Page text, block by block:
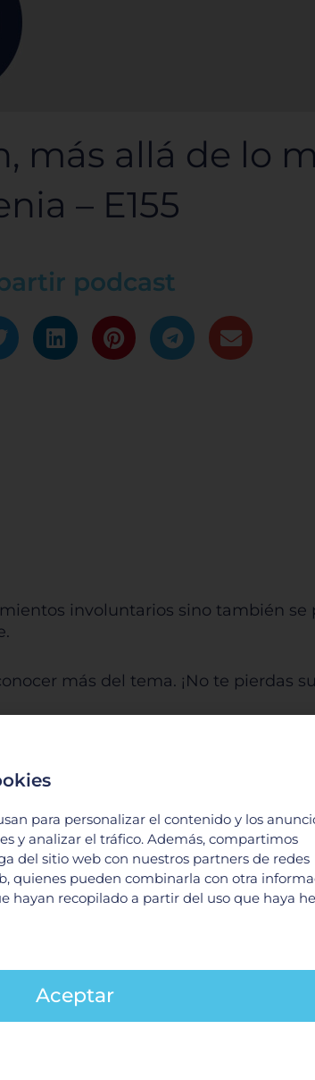
más allá de lo
– E155
podcast
involuntarios sino también
más del tema. ¡No te pierdas
#PodcastsMédicos
neurólogo?
para personalizar el contenido y los
y analizar el tráfico. Además, compartimos
del sitio web con nuestros partners de redes
quienes pueden combinarla con otra
hayan recopilado a partir del uso que haya
Aceptar